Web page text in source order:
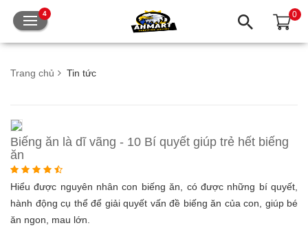
4 0
Trang chủ Tin tức
Biếng ăn là dĩ vãng - 10 Bí quyết giúp trẻ hết biếng
ăn
Hiểu được nguyên nhân con biếng ăn, có được những bí quyết,
hành động cụ thể để giải quyết vấn đề biếng ăn của con, giúp bé
ăn ngon, mau lớn.